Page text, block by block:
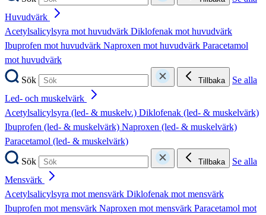
Huvudvärk
Acetylsalicylsyra mot huvudvärk Diklofenak mot huvudvärk
Ibuprofen mot huvudvärk Naproxen mot huvudvärk Paracetamol
mot huvudvärk
Sök
Tillbaka
Se alla
Led- och muskelvärk
Acetylsalicylsyra (led- & muskelv.) Diklofenak (led- & muskelvärk)
Ibuprofen (led- & muskelvärk) Naproxen (led- & muskelvärk)
Paracetamol (led- & muskelvärk)
Sök
Tillbaka
Se alla
Mensvärk
Acetylsalicylsyra mot mensvärk Diklofenak mot mensvärk
Ibuprofen mot mensvärk Naproxen mot mensvärk Paracetamol mot